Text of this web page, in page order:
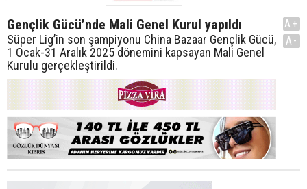
Gençlik Gücü’nde Mali Genel Kurul yapıldı
Süper Lig’in son şampiyonu China Bazaar Gençlik Gücü,
1 Ocak-31 Aralık 2025 dönemini kapsayan Mali Genel
Kurulu gerçekleştirildi.
A+
A-